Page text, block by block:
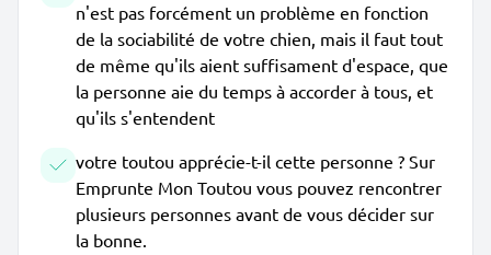
n'est pas forcément un problème en fonction
de la sociabilité de votre chien, mais il faut tout
de même qu'ils aient suffisament d'espace, que
la personne aie du temps à accorder à tous, et
qu'ils s'entendent
votre toutou apprécie-t-il cette personne ? Sur
Emprunte Mon Toutou vous pouvez rencontrer
plusieurs personnes avant de vous décider sur
la bonne.